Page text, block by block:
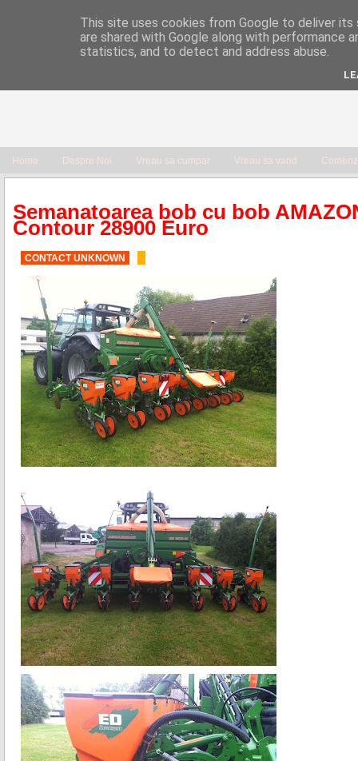
Home Despre Noi Vreau sa cumpar Vreau sa vand
Semanatoarea bob cu bob
Contour 28900 Euro
CONTACT UNKNOWN
This site uses cookies from Google to deliver
are shared with Google along with performance
statistics, and to detect and address abuse.